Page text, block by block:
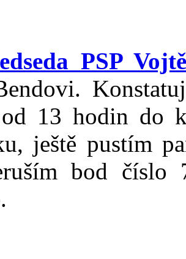
PSP
13 hodin do
ještě pustím
bod číslo